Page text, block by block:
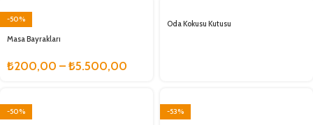
-50%
Masa Bayrakları
₺200,00 – ₺5.500,00
Oda Kokusu Kutusu
-50% -53%